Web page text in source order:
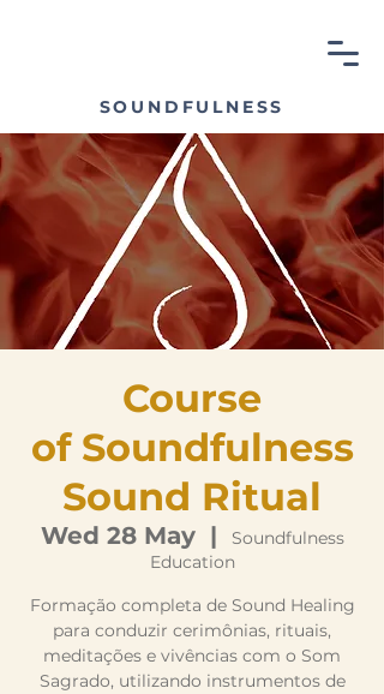
SOUNDFULNESS
Course
of Soundfulness
Sound Ritual
Wed 28 May
  |
Soundfulness
Education
Formação completa de Sound Healing
para conduzir cerimônias, rituais,
meditações e vivências com o Som
Sagrado, utilizando instrumentos de